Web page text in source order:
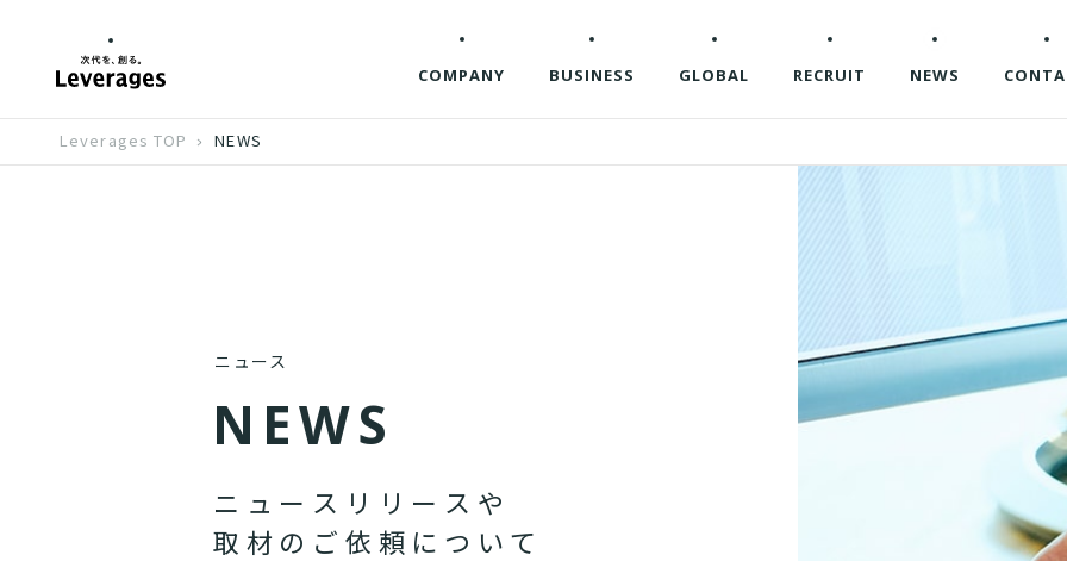
COMPANY BUSINESS GLOBAL RECRUIT NEWS
Leverages TOP NEWS
ニュース
N EWS
ニ ュ ー ス リ リ ー ス や
取 材 の ご 依 頼 に つ い て